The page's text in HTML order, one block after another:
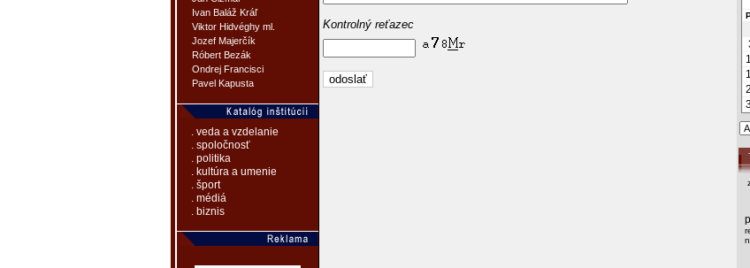
Ivan Baláž Kráľ
Viktor Hidvéghy ml.
Jozef Majerčík
Róbert Bezák
Ondrej Francisci
Pavel Kapusta
. veda a vzdelanie
. spoločnosť
. politika
. kultúra a umenie
. šport
. médiá
. biznis
Kontrolný reťazec